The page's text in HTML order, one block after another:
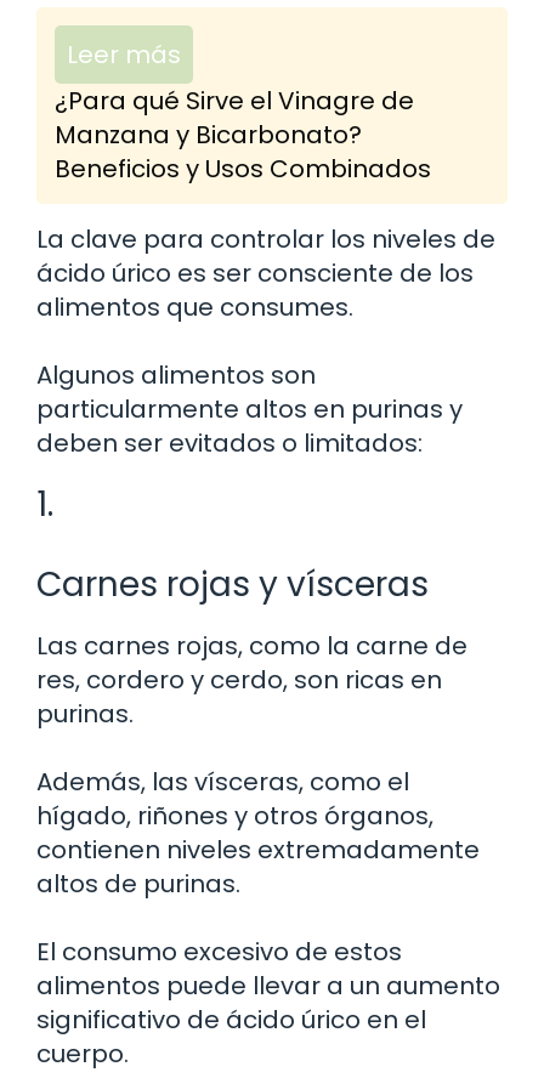
Leer más
¿Para qué Sirve el Vinagre de
Manzana y Bicarbonato?
Beneficios y Usos Combinados
La clave para controlar los niveles de
ácido úrico es ser consciente de los
alimentos que consumes.
Algunos alimentos son
particularmente altos en purinas y
deben ser evitados o limitados:
1.
Carnes rojas y vísceras
Las carnes rojas, como la carne de
res, cordero y cerdo, son ricas en
purinas.
Además, las vísceras, como el
hígado, riñones y otros órganos,
contienen niveles extremadamente
altos de purinas.
El consumo excesivo de estos
alimentos puede llevar a un aumento
significativo de ácido úrico en el
cuerpo.